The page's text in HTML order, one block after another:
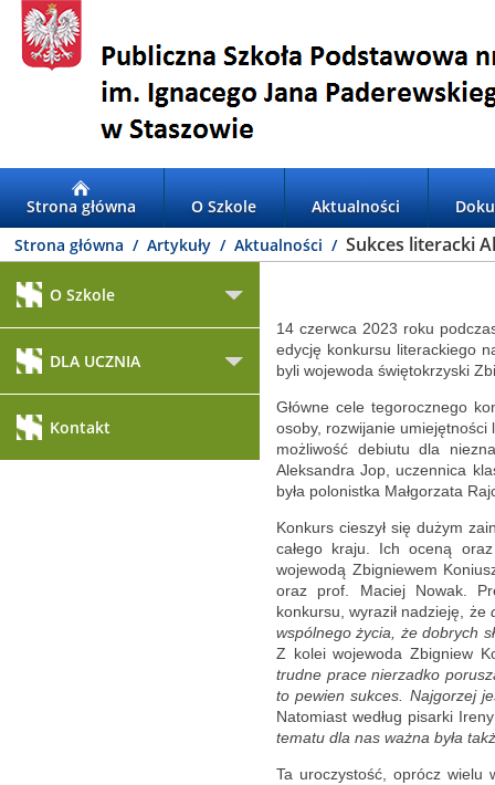
Strona główna O Szkole Aktualności
Strona główna
Artykuły Aktualności Sukces literacki
O Szkole
DLA UCZNIA
Kontakt
14 czerwca 2023 roku
edycję konkursu literackiego
byli wojewoda świętokrzyski
Główne cele tegorocznego
osoby, rozwijanie
możliwość debiutu dla
Aleksandra Jop, uczennica
była polonistka Małgorzata
Konkurs cieszył się dużym
całego kraju. Ich oceną
wojewodą Zbigniewem
oraz prof. Maciej Nowak.
konkursu, wyraził nadzieję, że
wspólnego życia, że dobrych
Z kolei wojewoda Zbigniew
trudne prace nierzadko
to pewien sukces. Najgorzej
Natomiast według pisarki
tematu dla nas ważna była
Ta uroczystość, oprócz wielu